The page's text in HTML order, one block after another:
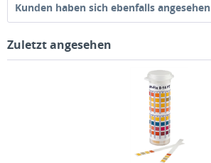
Kunden haben sich ebenfalls angesehen
Zuletzt angesehen